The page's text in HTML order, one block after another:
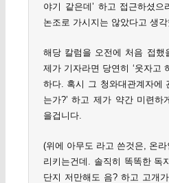
야기 같은데’ 하고 접근하셨
논조로 가시지는 않았다고 생각
해당 칼럼을 오전에 처음 접했
제가 기자라면 당연히 ‘웃자고
하다. 혹시 그 청와대관계자에
는가?’ 하고 제가 약간 미련하
을겁니다.
(위에 아무도 라고 쓴것은, 온
리키는건데. 솔직히 똑똑한 독
단지 저만해도 음? 하고 고개